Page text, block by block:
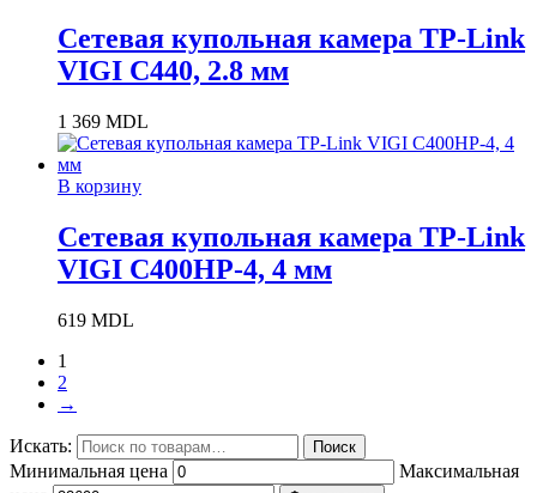
Сетевая купольная камера TP-Link
VIGI C440, 2.8 мм
1 369 MDL
В корзину
Сетевая купольная камера TP-Link
VIGI C400HP-4, 4 мм
619 MDL
1
2
→
Искать: Поиск
Минимальная цена
Максимальная